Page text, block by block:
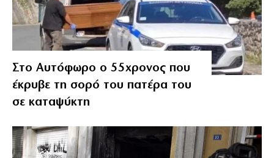
Στο Αυτόφωρο ο 55χρονος που
έκρυβε τη σορό του πατέρα του
σε καταψύκτη